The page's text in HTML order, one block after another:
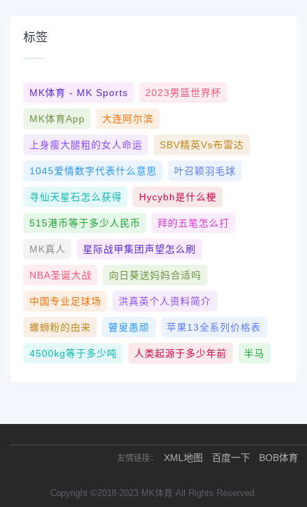
标签
MK体育 - MK Sports 2023男篮世界杯
MK体育App 大连阿尔滨
上身瘦大腿粗的女人命运 SBV精英vs布雷达
1045爱情数字代表什么意思 叶召颖羽毛球
寻仙天星石怎么获得 Hycybh是什么梗
515港币等于多少人民币 拜的五笔怎么打
MK真人 星际战甲集团声望怎么刷
NBA圣诞大战 向日葵送妈妈合适吗
中国专业足球场 洪真英个人资料简介
螺蛳粉的由来 瞽叟愚顽 苹果13全系列价格表
4500kg等于多少吨 人类起源于多少年前 半马
友情链接： XML地图 百度一下 BOB体育
Copyright ©2018-2023 MK体育 All Rights Reserved.